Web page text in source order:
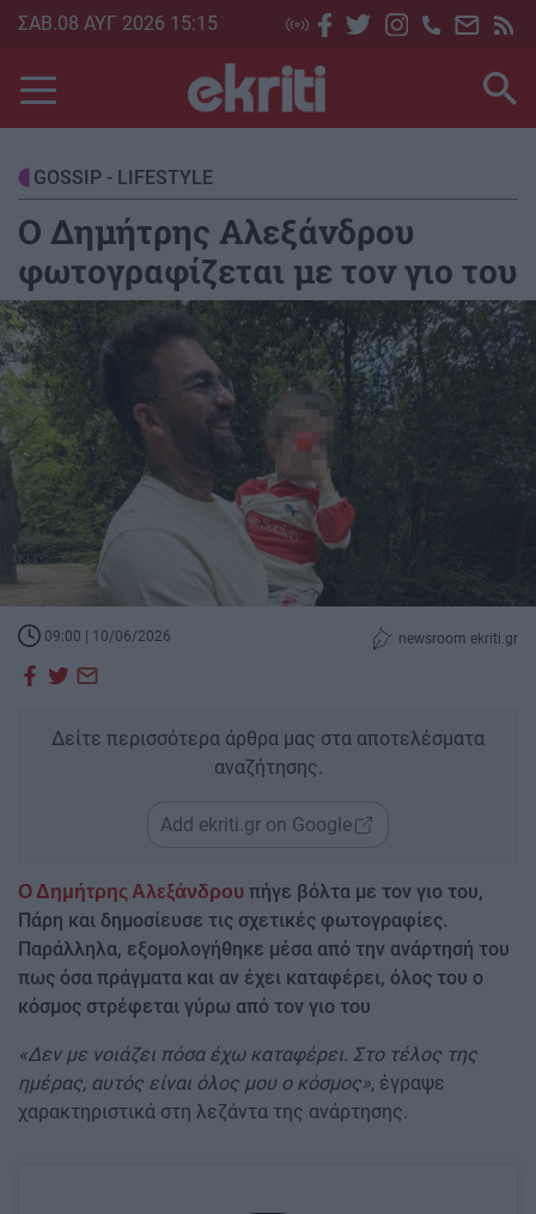
Skip
main
content
ΣΑΒ.08 ΑΥΓ 2026 15:15
GOSSIP - LIFESTYLE
Ο Δημήτρης Αλεξάνδρου
φωτογραφίζεται με τον γιο του
09:00 | 10/06/2026 newsroom ekriti.gr
Δείτε περισσότερα άρθρα μας στα αποτελέσματα
αναζήτησης.
Add ekriti.gr on Google
Ο Δημήτρης Αλεξάνδρου πήγε βόλτα με τον γιο του,
Πάρη και δημοσίευσε τις σχετικές φωτογραφίες.
Παράλληλα, εξομολογήθηκε μέσα από την ανάρτησή του
πως όσα πράγματα και αν έχει καταφέρει, όλος του ο
κόσμος στρέφεται γύρω από τον γιο του
«Δεν με νοιάζει πόσα έχω καταφέρει. Στο τέλος της
ημέρας, αυτός είναι όλος μου ο κόσμος», έγραψε
χαρακτηριστικά στη λεζάντα της ανάρτησης.